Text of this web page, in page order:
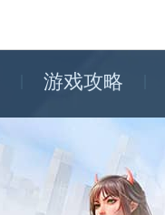
游戏攻略